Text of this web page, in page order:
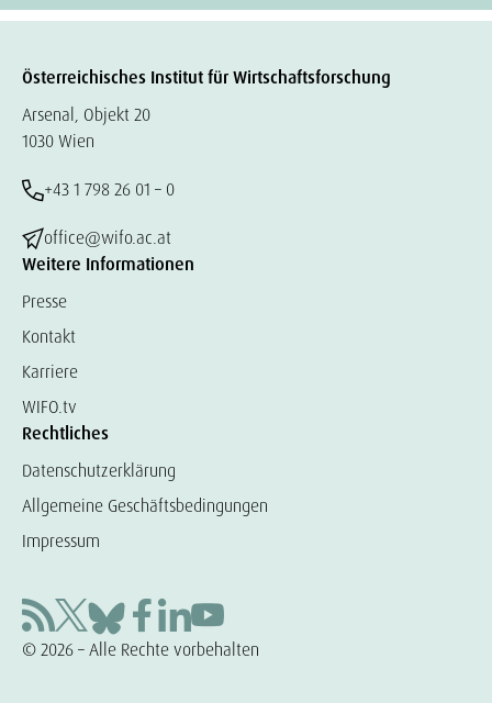
Österreichisches Institut für Wirtschaftsforschung
Arsenal, Objekt 20
1030 Wien
+43 1 798 26 01 – 0
office@wifo.ac.at
Weitere Informationen
Presse
Kontakt
Karriere
WIFO.tv
Rechtliches
Datenschutzerklärung
Allgemeine Geschäftsbedingungen
Impressum
© 2026 – Alle Rechte vorbehalten